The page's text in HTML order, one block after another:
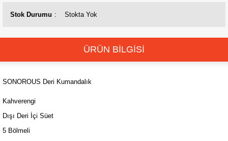
Stok Durumu Stokta Yok
ÜRÜN BİLGİSİ
SONOROUS Deri Kumandalık
Kahverengi
Dışı Deri İçi Süet
5 Bölmeli